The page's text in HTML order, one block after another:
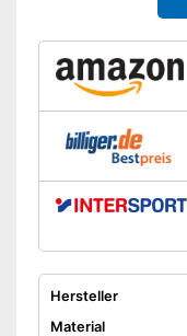
Hersteller
Material